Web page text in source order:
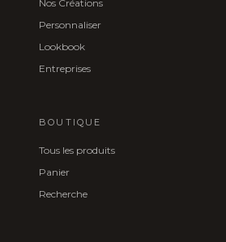
Nos Créations
Personnaliser
Lookbook
Entreprises
BOUTIQUE
Tous les produits
Panier
Recherche